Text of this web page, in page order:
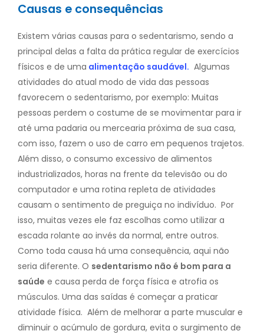
Causas e consequências
Existem várias causas para o sedentarismo, sendo a
principal delas a falta da prática regular de exercícios
físicos e de uma alimentação saudável. Algumas
atividades do atual modo de vida das pessoas
favorecem o sedentarismo, por exemplo: Muitas
pessoas perdem o costume de se movimentar para ir
até uma padaria ou mercearia próxima de sua casa,
com isso, fazem o uso de carro em pequenos trajetos.
Além disso, o consumo excessivo de alimentos
industrializados, horas na frente da televisão ou do
computador e uma rotina repleta de atividades
causam o sentimento de preguiça no indivíduo. Por
isso, muitas vezes ele faz escolhas como utilizar a
escada rolante ao invés da normal, entre outros.
Como toda causa há uma consequência, aqui não
seria diferente. O sedentarismo não é bom para a
saúde e causa perda de força física e atrofia os
músculos. Uma das saídas é começar a praticar
atividade física. Além de melhorar a parte muscular e
diminuir o acúmulo de gordura, evita o surgimento de